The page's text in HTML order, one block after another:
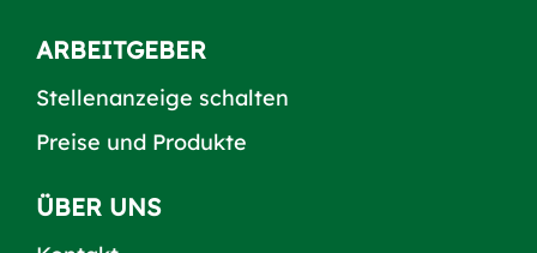
ARBEITGEBER
Stellenanzeige schalten
Preise und Produkte
ÜBER UNS